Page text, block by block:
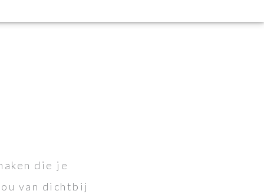
die je
van dichtbij